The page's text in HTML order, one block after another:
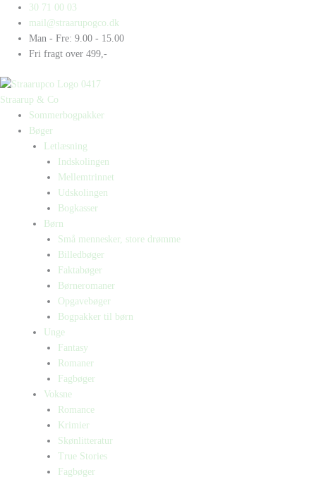
indholdet
30 71 00 03
mail@straarupogco.dk
Man - Fre: 9.00 - 15.00
Fri fragt over 499,-
Straarup & Co
Sommerbogpakker
Bøger
Letlæsning
Indskolingen
Mellemtrinnet
Udskolingen
Bogkasser
Børn
Små mennesker, store drømme
Billedbøger
Faktabøger
Børneromaner
Opgavebøger
Bogpakker til børn
Unge
Fantasy
Romaner
Fagbøger
Voksne
Romance
Krimier
Skønlitteratur
True Stories
Fagbøger
Products
search
Products
search